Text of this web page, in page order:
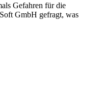
Gefahren für die
GmbH gefragt, was